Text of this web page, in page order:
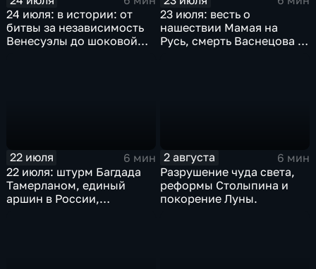
24 июля: в истории: от
битвы за независимость
Венесуэлы до шоковой
23 июля: весть о
нашествии Мамая на
Русь, смерть Васнецова и
22 июля
6 мин
22 июля: штурм Багдада
Тамерланом, единый
аршин в России,
2 августа
6 мин
Разрушение чуда света,
реформы Столыпина и
покорение Луны.